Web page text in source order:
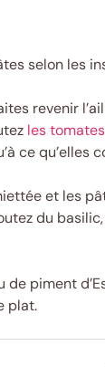
selon les
revenir
les
ce qu’elles
et les
du
de piment
plat.